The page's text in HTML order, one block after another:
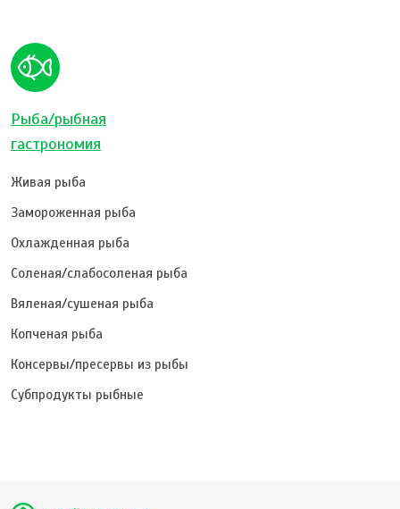
Рыба/рыбная
гастрономия
Живая рыба
Замороженная рыба
Охлажденная рыба
Соленая/слабосоленая рыба
Вяленая/сушеная рыба
Копченая рыба
Консервы/пресервы из рыбы
Субпродукты рыбные